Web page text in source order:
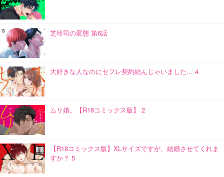
芝玲司の変態 第6話
大好きな人なのにセフレ契約結んじゃいました… 4
ムリ婚。【R18コミックス版】 2
【R18コミックス版】XLサイズですが、結婚させてくれま
すか？ 5